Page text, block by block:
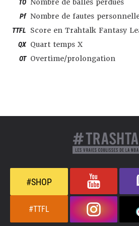
Nombre de balles perdues
Pf Nombre de fautes
TTFL Score en Trahtalk Fantasy
QX Quart temps X
OT Overtime/prolongation
#SHOP
#TTFL